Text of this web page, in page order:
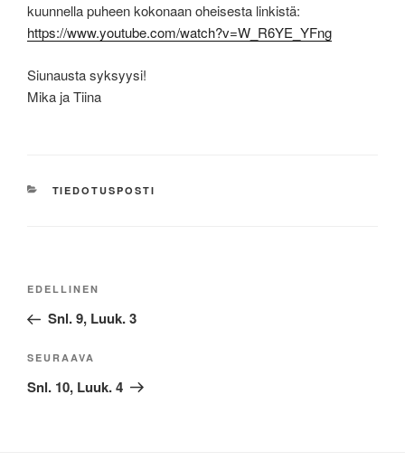
kuunnella puheen kokonaan oheisesta linkistä:
https://www.youtube.com/watch?v=W_R6YE_YFng
Siunausta syksyysi!
Mika ja Tiina
KATEGORIAT
TIEDOTUSPOSTI
Artikkelien
Edellinen
artikkeli
EDELLINEN
Snl. 9, Luuk. 3
Seuraava
artikkeli
SEURAAVA
Snl. 10, Luuk. 4